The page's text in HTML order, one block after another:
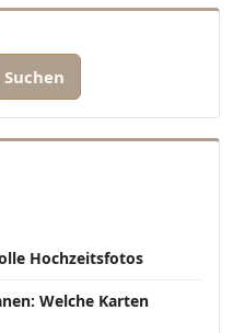
Suchen
Hochzeitsfotos
Welche Karten